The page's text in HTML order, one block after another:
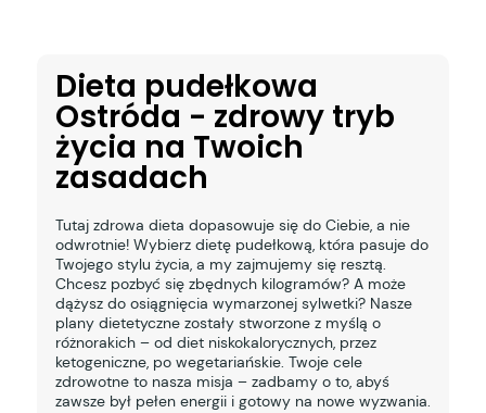
Dieta pudełkowa
Ostróda - zdrowy tryb
życia na Twoich
zasadach
Tutaj zdrowa dieta dopasowuje się do Ciebie, a nie
odwrotnie! Wybierz dietę pudełkową, która pasuje do
Twojego stylu życia, a my zajmujemy się resztą.
Chcesz pozbyć się zbędnych kilogramów? A może
dążysz do osiągnięcia wymarzonej sylwetki? Nasze
plany dietetyczne zostały stworzone z myślą o
różnorakich – od diet niskokalorycznych, przez
ketogeniczne, po wegetariańskie. Twoje cele
zdrowotne to nasza misja – zadbamy o to, abyś
zawsze był pełen energii i gotowy na nowe wyzwania.